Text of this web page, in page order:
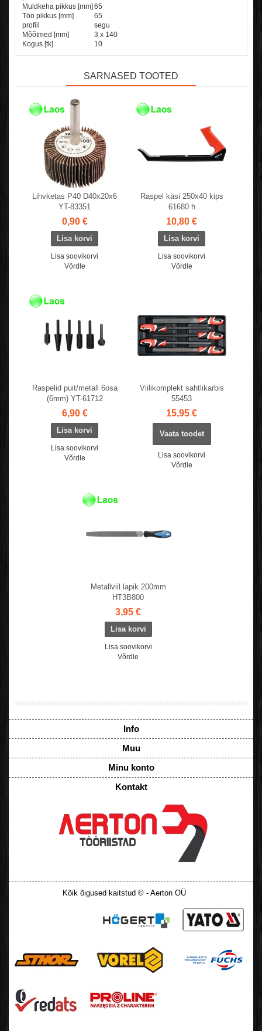
Muldkeha pikkus [mm]65
Töö pikkus [mm]
65
profiil
segu
Mõõtmed [mm]
3 x 140
Kogus [tk]
10
SARNASED TOOTED
Lihvketas P40 D40x20x6
YT-83351
0,90 €
Lisa soovikorvi
Võrdle
Raspel käsi 250x40 kips
61680 h
10,80 €
Lisa soovikorvi
Võrdle
Raspelid puit/metall 6osa
(6mm) YT-61712
6,90 €
Lisa soovikorvi
Võrdle
Viilikomplekt sahtlikarbis
55453
15,95 €
Vaata toodet
Lisa soovikorvi
Võrdle
Metallviil lapik 200mm
HT3B800
3,95 €
Lisa soovikorvi
Võrdle
Info
Muu
Minu konto
Kontakt
Kõik õigused kaitstud © - Aerton OÜ